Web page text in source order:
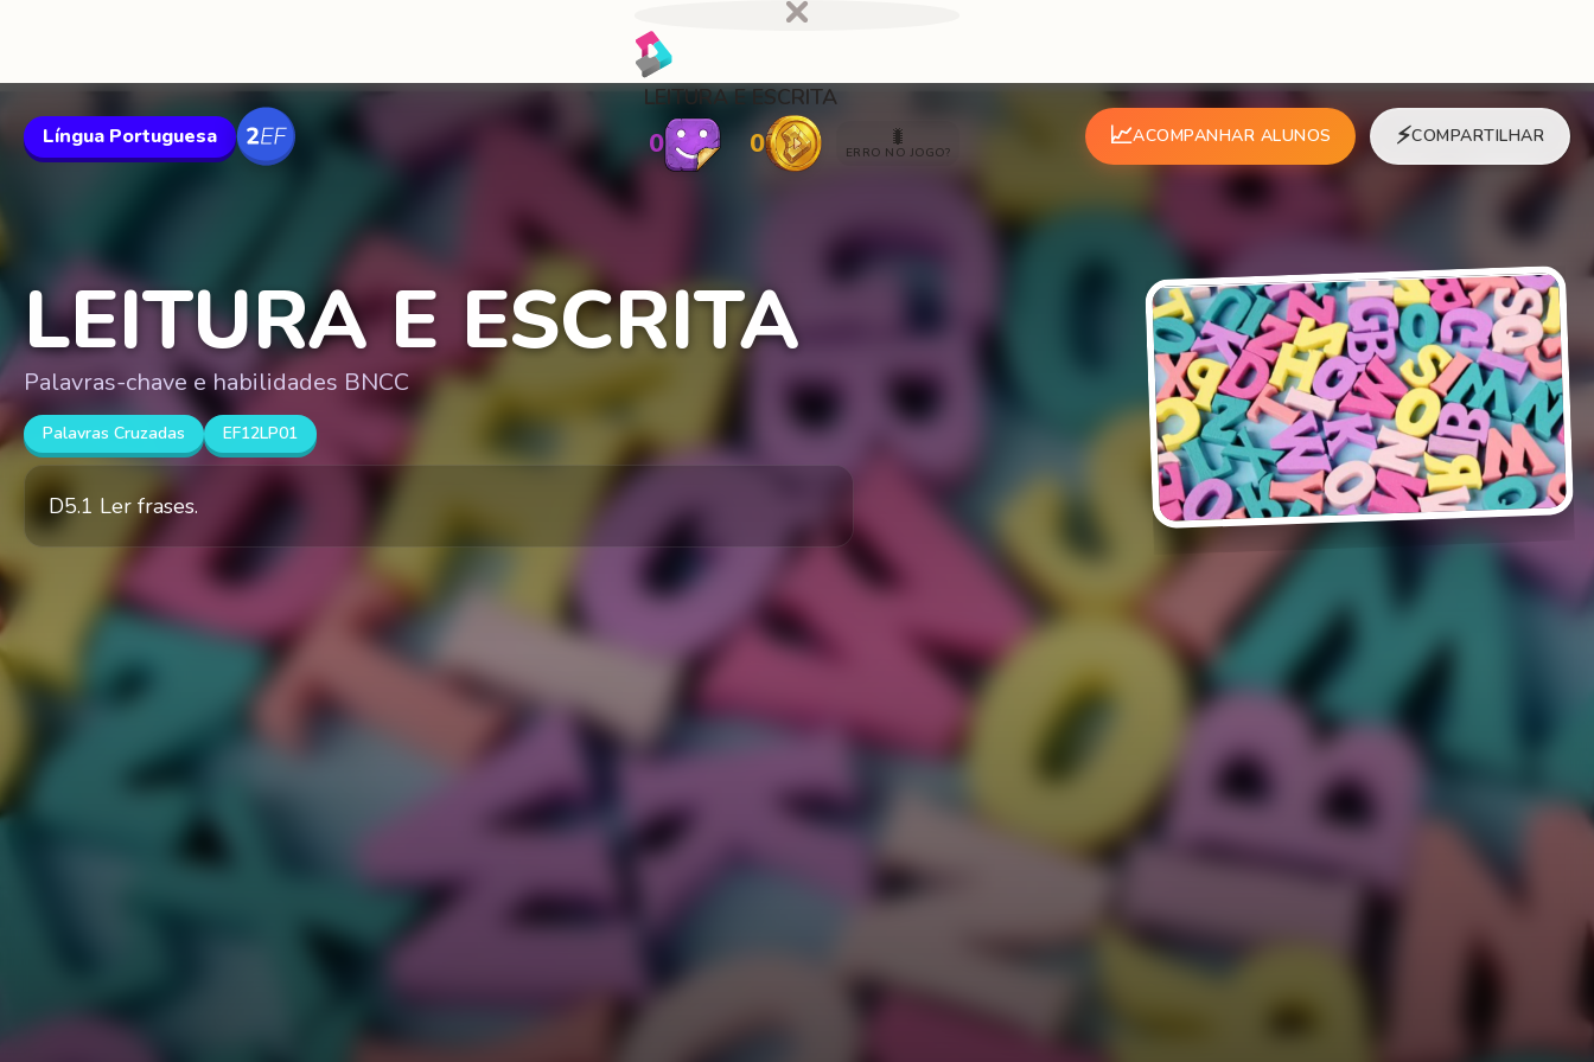
LEITURA E ESCRITA
0 0 🐛
ERRO NO JOGO?
Língua Portuguesa 📈ACOMPANHAR ALUNOS ⚡COMPARTILHAR
LEITURA E ESCRITA
Palavras-chave e habilidades BNCC
Palavras Cruzadas EF12LP01
D5.1 Ler frases.